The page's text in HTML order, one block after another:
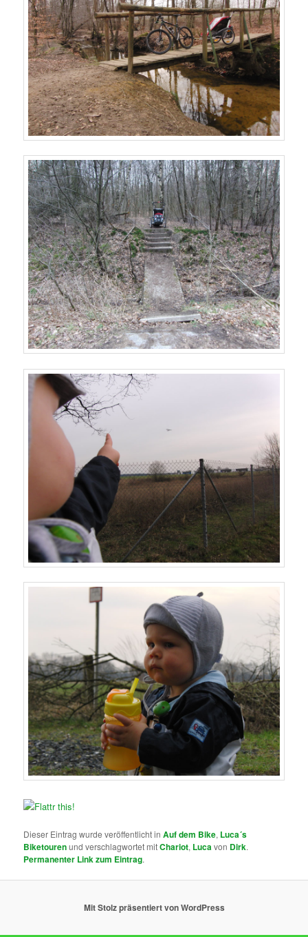
Dieser Eintrag wurde veröffentlicht inAuf dem Bike, Luca´s
Biketourenund verschlagwortet mitChariot, Lucavon Dirk.
Permanenter Link zum Eintrag.
Mit Stolz präsentiert von WordPress